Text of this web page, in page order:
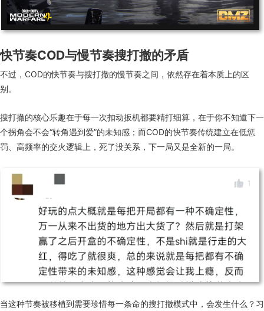
快节奏COD与慢节奏搜打撤的矛盾
不过 ， COD的快节奏与搜打撤的慢节奏之间， 依然存在着本质上的区
别。
搜打撤的核心乐趣在于每一次扣动扳机都要精打细算，在于你不知道下一
个拐角会不会“转角遇到爱”的未知感 ； 而COD的快节奏传统建立在低惩
罚、高频率的交火逻辑上 ， 死了没关系，下一局又是全新的一局。
当这种节奏被移植到需要珍惜每一条命的搜打撤模式中，会发生什么？ 习